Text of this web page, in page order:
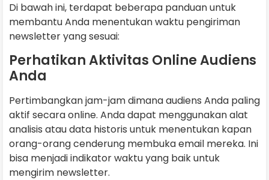
Di bawah ini, terdapat beberapa panduan untuk
membantu Anda menentukan waktu pengiriman
newsletter yang sesuai:
Perhatikan Aktivitas Online Audiens
Anda
Pertimbangkan jam-jam dimana audiens Anda paling
aktif secara online. Anda dapat menggunakan alat
analisis atau data historis untuk menentukan kapan
orang-orang cenderung membuka email mereka. Ini
bisa menjadi indikator waktu yang baik untuk
mengirim newsletter.